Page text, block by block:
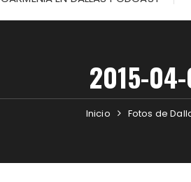
2015-
Inicio Fotos de